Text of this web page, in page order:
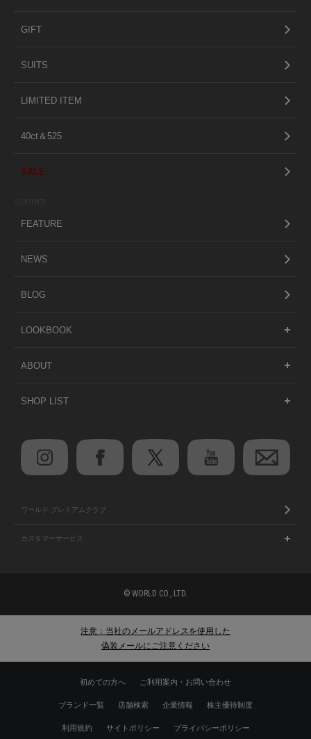
GIFT
SUITS
LIMITED ITEM
40ct＆525
SALE
FEATURE
NEWS
BLOG
LOOKBOOK
ABOUT
SHOP LIST
ワールド プレミアムクラブ
カスタマーサービス
© WORLD CO., LTD.
注意：当社のメールアドレスを使用した
偽装メールにご注意ください
初めての方へ ご利用案内・お問い合わせ
ブランド一覧 店舗検索 企業情報 株主優待制度
利用規約 サイトポリシー プライバシーポリシー